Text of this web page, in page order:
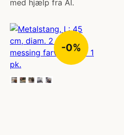
med hjælp fra AI.
-0%